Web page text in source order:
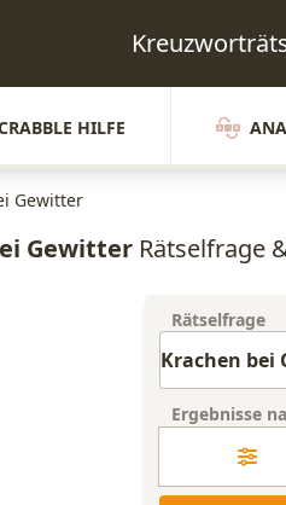
HILFE
Gewitter
Gewitter Rätselfrage
Rätselfrage
Ergebnisse